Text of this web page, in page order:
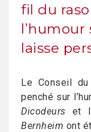
fil du
laisse
Le Conseil
penché sur
Dicodeurs et
Bernheim ont